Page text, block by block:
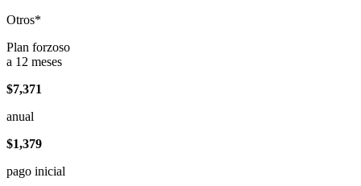
Otros*
Plan forzoso
a 12 meses
$7,371
anual
$1,379
pago inicial